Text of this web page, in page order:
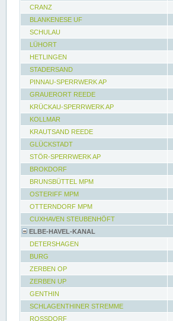
CRANZ
BLANKENESE UF
SCHULAU
LÜHORT
HETLINGEN
STADERSAND
PINNAU-SPERRWERK AP
GRAUERORT REEDE
KRÜCKAU-SPERRWERK AP
KOLLMAR
KRAUTSAND REEDE
GLÜCKSTADT
STÖR-SPERRWERK AP
BROKDORF
BRUNSBÜTTEL MPM
OSTERIFF MPM
OTTERNDORF MPM
CUXHAVEN STEUBENHÖFT
ELBE-HAVEL-KANAL
DETERSHAGEN
BURG
ZERBEN OP
ZERBEN UP
GENTHIN
SCHLAGENTHINER STREMME
ROSSDORF